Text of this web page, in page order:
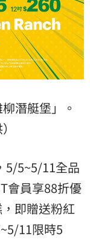
潛艇堡」。
5/5~5/11全品
會員享88折優
即贈送粉紅
11限時5